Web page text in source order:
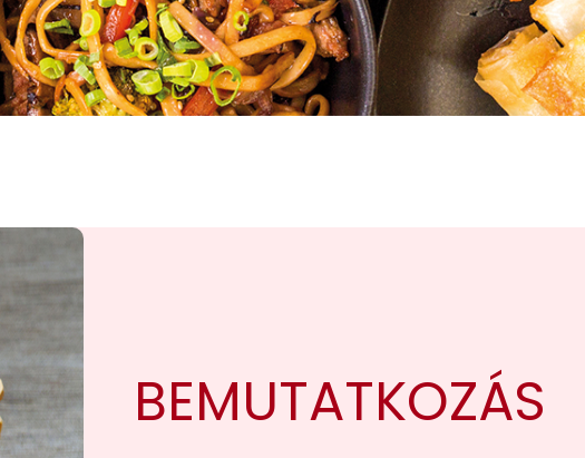
BEMUTATKOZÁS